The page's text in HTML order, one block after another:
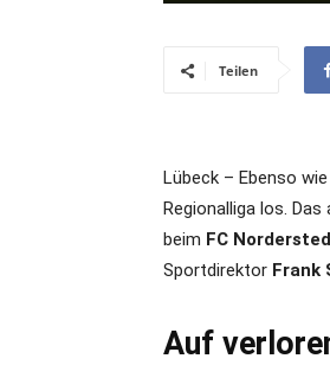
Teilen
Lübeck – Ebenso wie
Regionalliga los.
beim FC
Sportdirektor Frank
Auf